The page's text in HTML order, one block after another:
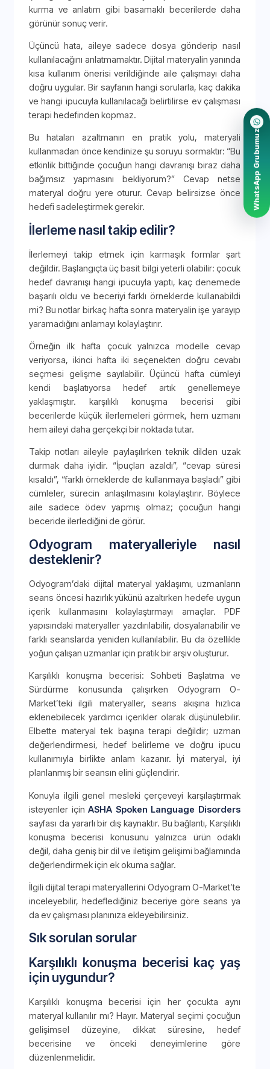
kurma ve anlatım gibi basamaklı becerilerde daha
görünür sonuç verir.
Üçüncü hata, aileye sadece dosya gönderip nasıl
kullanılacağını anlatmamaktır. Dijital materyalin yanında
kısa kullanım önerisi verildiğinde aile çalışmayı daha
doğru uygular. Bir sayfanın hangi sorularla, kaç dakika
ve hangi ipucuyla kullanılacağı belirtilirse ev çalışması
terapi hedefinden kopmaz.
Bu hataları azaltmanın en pratik yolu, materyali
kullanmadan önce kendinize şu soruyu sormaktır: “Bu
etkinlik bittiğinde çocuğun hangi davranışı biraz daha
bağımsız yapmasını bekliyorum?” Cevap netse
materyal doğru yere oturur. Cevap belirsizse önce
hedefi sadeleştirmek gerekir.
İlerleme nasıl takip edilir?
İlerlemeyi takip etmek için karmaşık formlar şart
değildir. Başlangıçta üç basit bilgi yeterli olabilir: çocuk
hedef davranışı hangi ipucuyla yaptı, kaç denemede
başarılı oldu ve beceriyi farklı örneklerde kullanabildi
mi? Bu notlar birkaç hafta sonra materyalin işe yarayıp
yaramadığını anlamayı kolaylaştırır.
Örneğin ilk hafta çocuk yalnızca modelle cevap
veriyorsa, ikinci hafta iki seçenekten doğru cevabı
seçmesi gelişme sayılabilir. Üçüncü hafta cümleyi
kendi başlatıyorsa hedef artık genellemeye
yaklaşmıştır. karşılıklı konuşma becerisi gibi
becerilerde küçük ilerlemeleri görmek, hem uzmanı
hem aileyi daha gerçekçi bir noktada tutar.
Takip notları aileyle paylaşılırken teknik dilden uzak
durmak daha iyidir. “İpuçları azaldı”, “cevap süresi
kısaldı”, “farklı örneklerde de kullanmaya başladı” gibi
cümleler, sürecin anlaşılmasını kolaylaştırır. Böylece
aile sadece ödev yapmış olmaz; çocuğun hangi
beceride ilerlediğini de görür.
Odyogram materyalleriyle nasıl
desteklenir?
Odyogram’daki dijital materyal yaklaşımı, uzmanların
seans öncesi hazırlık yükünü azaltırken hedefe uygun
içerik kullanmasını kolaylaştırmayı amaçlar. PDF
yapısındaki materyaller yazdırılabilir, dosyalanabilir ve
farklı seanslarda yeniden kullanılabilir. Bu da özellikle
yoğun çalışan uzmanlar için pratik bir arşiv oluşturur.
Karşılıklı konuşma becerisi: Sohbeti Başlatma ve
Sürdürme konusunda çalışırken Odyogram O-
Market’teki ilgili materyaller, seans akışına hızlıca
eklenebilecek yardımcı içerikler olarak düşünülebilir.
Elbette materyal tek başına terapi değildir; uzman
değerlendirmesi, hedef belirleme ve doğru ipucu
kullanımıyla birlikte anlam kazanır. İyi materyal, iyi
planlanmış bir seansın elini güçlendirir.
Konuyla ilgili genel mesleki çerçeveyi karşılaştırmak
isteyenler içinASHA Spoken Language Disorders
sayfası da yararlı bir dış kaynaktır. Bu bağlantı, Karşılıklı
konuşma becerisi konusunu yalnızca ürün odaklı
değil, daha geniş bir dil ve iletişim gelişimi bağlamında
değerlendirmek için ek okuma sağlar.
İlgili dijital terapi materyallerini Odyogram O-Market’te
inceleyebilir, hedeflediğiniz beceriye göre seans ya
da ev çalışması planınıza ekleyebilirsiniz.
Sık sorulan sorular
Karşılıklı konuşma becerisi kaç yaş
için uygundur?
Karşılıklı konuşma becerisi için her çocukta aynı
materyal kullanılır mı? Hayır. Materyal seçimi çocuğun
gelişimsel düzeyine, dikkat süresine, hedef
becerisine ve önceki deneyimlerine göre
düzenlenmelidir.
WhatsApp Grubumuz